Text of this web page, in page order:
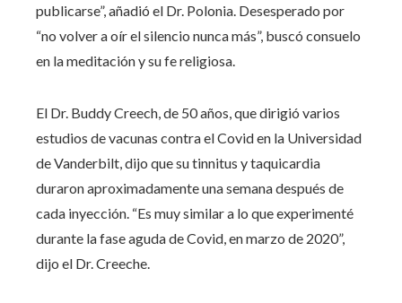
publicarse”, añadió el Dr. Polonia. Desesperado por
“no volver a oír el silencio nunca más”, buscó consuelo
en la meditación y su fe religiosa.
El Dr. Buddy Creech, de 50 años, que dirigió varios
estudios de vacunas contra el Covid en la Universidad
de Vanderbilt, dijo que su tinnitus y taquicardia
duraron aproximadamente una semana después de
cada inyección. “Es muy similar a lo que experimenté
durante la fase aguda de Covid, en marzo de 2020”,
dijo el Dr. Creeche.